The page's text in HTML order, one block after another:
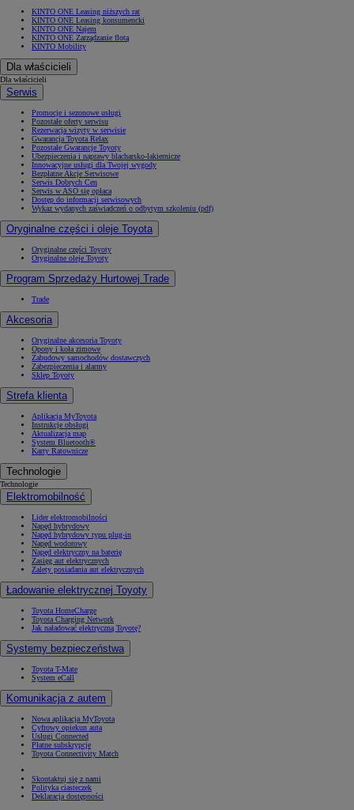
KINTO ONE Leasing niższych rat
KINTO ONE Leasing konsumencki
KINTO ONE Najem
KINTO ONE Zarządzanie flotą
KINTO Mobility
Dla właścicieli
Dla właścicieli
Serwis
Promocje i sezonowe usługi
Pozostałe oferty serwisu
Rezerwacja wizyty w serwisie
Gwarancja Toyota Relax
Pozostałe Gwarancje Toyoty
Ubezpieczenia i naprawy blacharsko-lakiernicze
Innowacyjne usługi dla Twojej wygody
Bezpłatne Akcje Serwisowe
Serwis Dobrych Cen
Serwis w ASO się opłaca
Dostęp do informacji serwisowych
Wykaz wydanych zaświadczeń o odbytym szkoleniu (pdf)
Oryginalne części i oleje Toyota
Oryginalne części Toyoty
Oryginalne oleje Toyoty
Program Sprzedaży Hurtowej Trade
Trade
Akcesoria
Oryginalne akcesoria Toyoty
Opony i koła zimowe
Zabudowy samochodów dostawczych
Zabezpieczenia i alarmy
Sklep Toyoty
Strefa klienta
Aplikacja MyToyota
Instrukcje obsługi
Aktualizacja map
System Bluetooth®
Karty Ratownicze
Technologie
Technologie
Elektromobilność
Lider elektromobilności
Napęd hybrydowy
Napęd hybrydowy typu plug-in
Napęd wodorowy
Napęd elektryczny na baterię
Zasięg aut elektrycznych
Zalety posiadania aut elektrycznych
Ładowanie elektrycznej Toyoty
Toyota HomeCharge
Toyota Charging Network
Jak naładować elektryczną Toyotę?
Systemy bezpieczeństwa
Toyota T-Mate
System eCall
Komunikacja z autem
Nowa aplikacja MyToyota
Cyfrowy opiekun auta
Usługi Connected
Płatne subskrypcje
Toyota Connectivity Match
Skontaktuj się z nami
Polityka ciasteczek
Deklaracja dostępności